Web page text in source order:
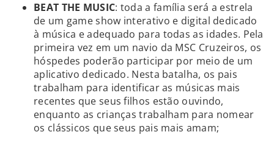
BEAT THE MUSIC: toda a família será a estrela
de um game show interativo e digital dedicado
à música e adequado para todas as idades. Pela
primeira vez em um navio da MSC Cruzeiros, os
hóspedes poderão participar por meio de um
aplicativo dedicado. Nesta batalha, os pais
trabalham para identificar as músicas mais
recentes que seus filhos estão ouvindo,
enquanto as crianças trabalham para nomear
os clássicos que seus pais mais amam;